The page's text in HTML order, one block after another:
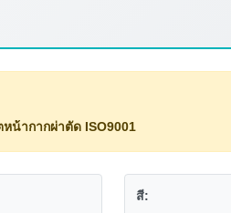
หน้ากากผ่าตัด ISO9001
สี: